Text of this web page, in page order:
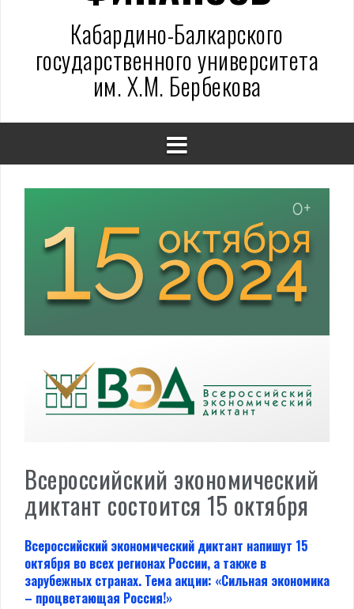
Кабардино-Балкарского
государственного университета
им. Х.М. Бербекова
Всероссийский экономический
диктант состоится 15 октября
Всероссийский экономический диктант напишут 15
октября во всех регионах России, а также в
зарубежных странах. Тема акции: «Сильная экономика
– процветающая Россия!»